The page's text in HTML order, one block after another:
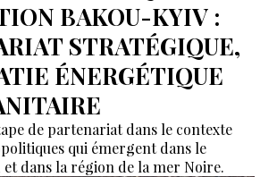
BAKOU-KYIV :
STRATÉGIQUE,
ÉNERGÉTIQUE
de partenariat dans le contexte
qui émergent dans le
et dans la région de la mer Noire.